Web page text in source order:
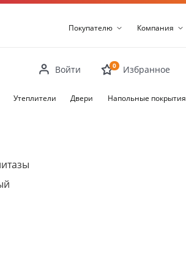
Покупателю Компания
Войти 0 Избранное
Утеплители Двери Напольные покрытия